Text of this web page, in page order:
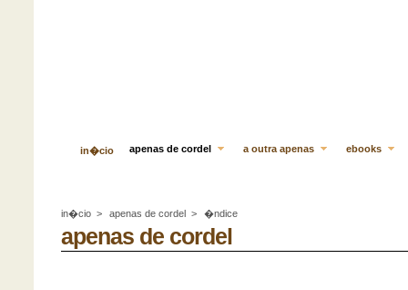
in�cio apenas de cordel a outra apenas ebooks
in�cio > apenas de cordel > �ndice
apenas de cordel